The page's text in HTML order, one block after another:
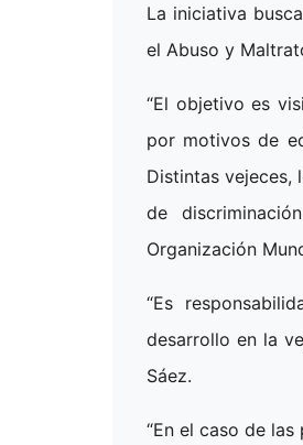
La iniciativa
el Abuso y
“El objetivo es
por motivos de
Distintas vejeces,
de
Organización
“Es
desarrollo en la
Sáez.
“En el caso de